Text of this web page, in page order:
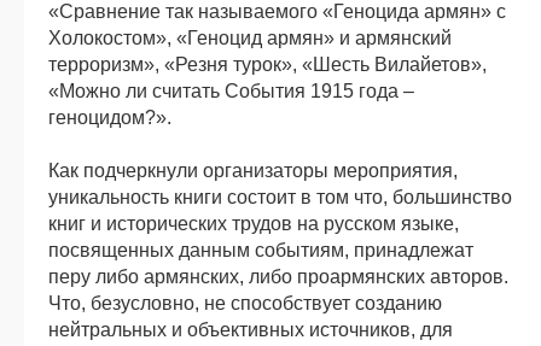
«Сравнение так называемого «Геноцида армян» с
Холокостом», «Геноцид армян» и армянский
терроризм», «Резня турок», «Шесть Вилайетов»,
«Можно ли считать События 1915 года –
геноцидом?».
Как подчеркнули организаторы мероприятия,
уникальность книги состоит в том что, большинство
книг и исторических трудов на русском языке,
посвященных данным событиям, принадлежат
перу либо армянских, либо проармянских авторов.
Что, безусловно, не способствует созданию
нейтральных и объективных источников, для